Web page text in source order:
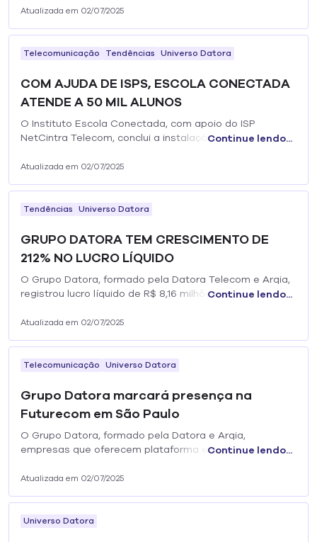
interior do país, onde predomina a atividade
Atualizada em 02/07/2025
Telecomunicação Tendências Universo Datora
COM AJUDA DE ISPS, ESCOLA CONECTADA
ATENDE A 50 MIL ALUNOS
O Instituto Escola Conectada, com apoio do ISP
NetCintra Telecom, conclui a instalação de internet em
Região Metropolitana de São Paulo,...
Continue lendo...
Atualizada em 02/07/2025
Tendências Universo Datora
GRUPO DATORA TEM CRESCIMENTO DE
212% NO LUCRO LÍQUIDO
O Grupo Datora, formado pela Datora Telecom e Arqia,
registrou lucro líquido de R$ 8,16 milhões no terceiro
Continue lendo...
Atualizada em 02/07/2025
Telecomunicação Universo Datora
Grupo Datora marcará presença na
Futurecom em São Paulo
O Grupo Datora, formado pela Datora e Arqia,
empresas que oferecem plataforma e soluções
segmentos, estará presente na Futurecom 2022.
Continue lendo...
Atualizada em 02/07/2025
Universo Datora